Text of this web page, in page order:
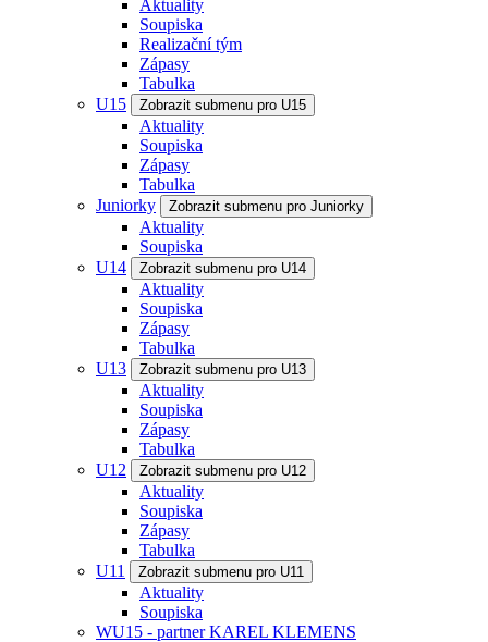
Aktuality
Soupiska
Realizační tým
Zápasy
Tabulka
U15
Zobrazit submenu pro U15
Aktuality
Soupiska
Zápasy
Tabulka
Juniorky
Zobrazit submenu pro Juniorky
Aktuality
Soupiska
U14
Zobrazit submenu pro U14
Aktuality
Soupiska
Zápasy
Tabulka
U13
Zobrazit submenu pro U13
Aktuality
Soupiska
Zápasy
Tabulka
U12
Zobrazit submenu pro U12
Aktuality
Soupiska
Zápasy
Tabulka
U11
Zobrazit submenu pro U11
Aktuality
Soupiska
WU15 - partner KAREL KLEMENS